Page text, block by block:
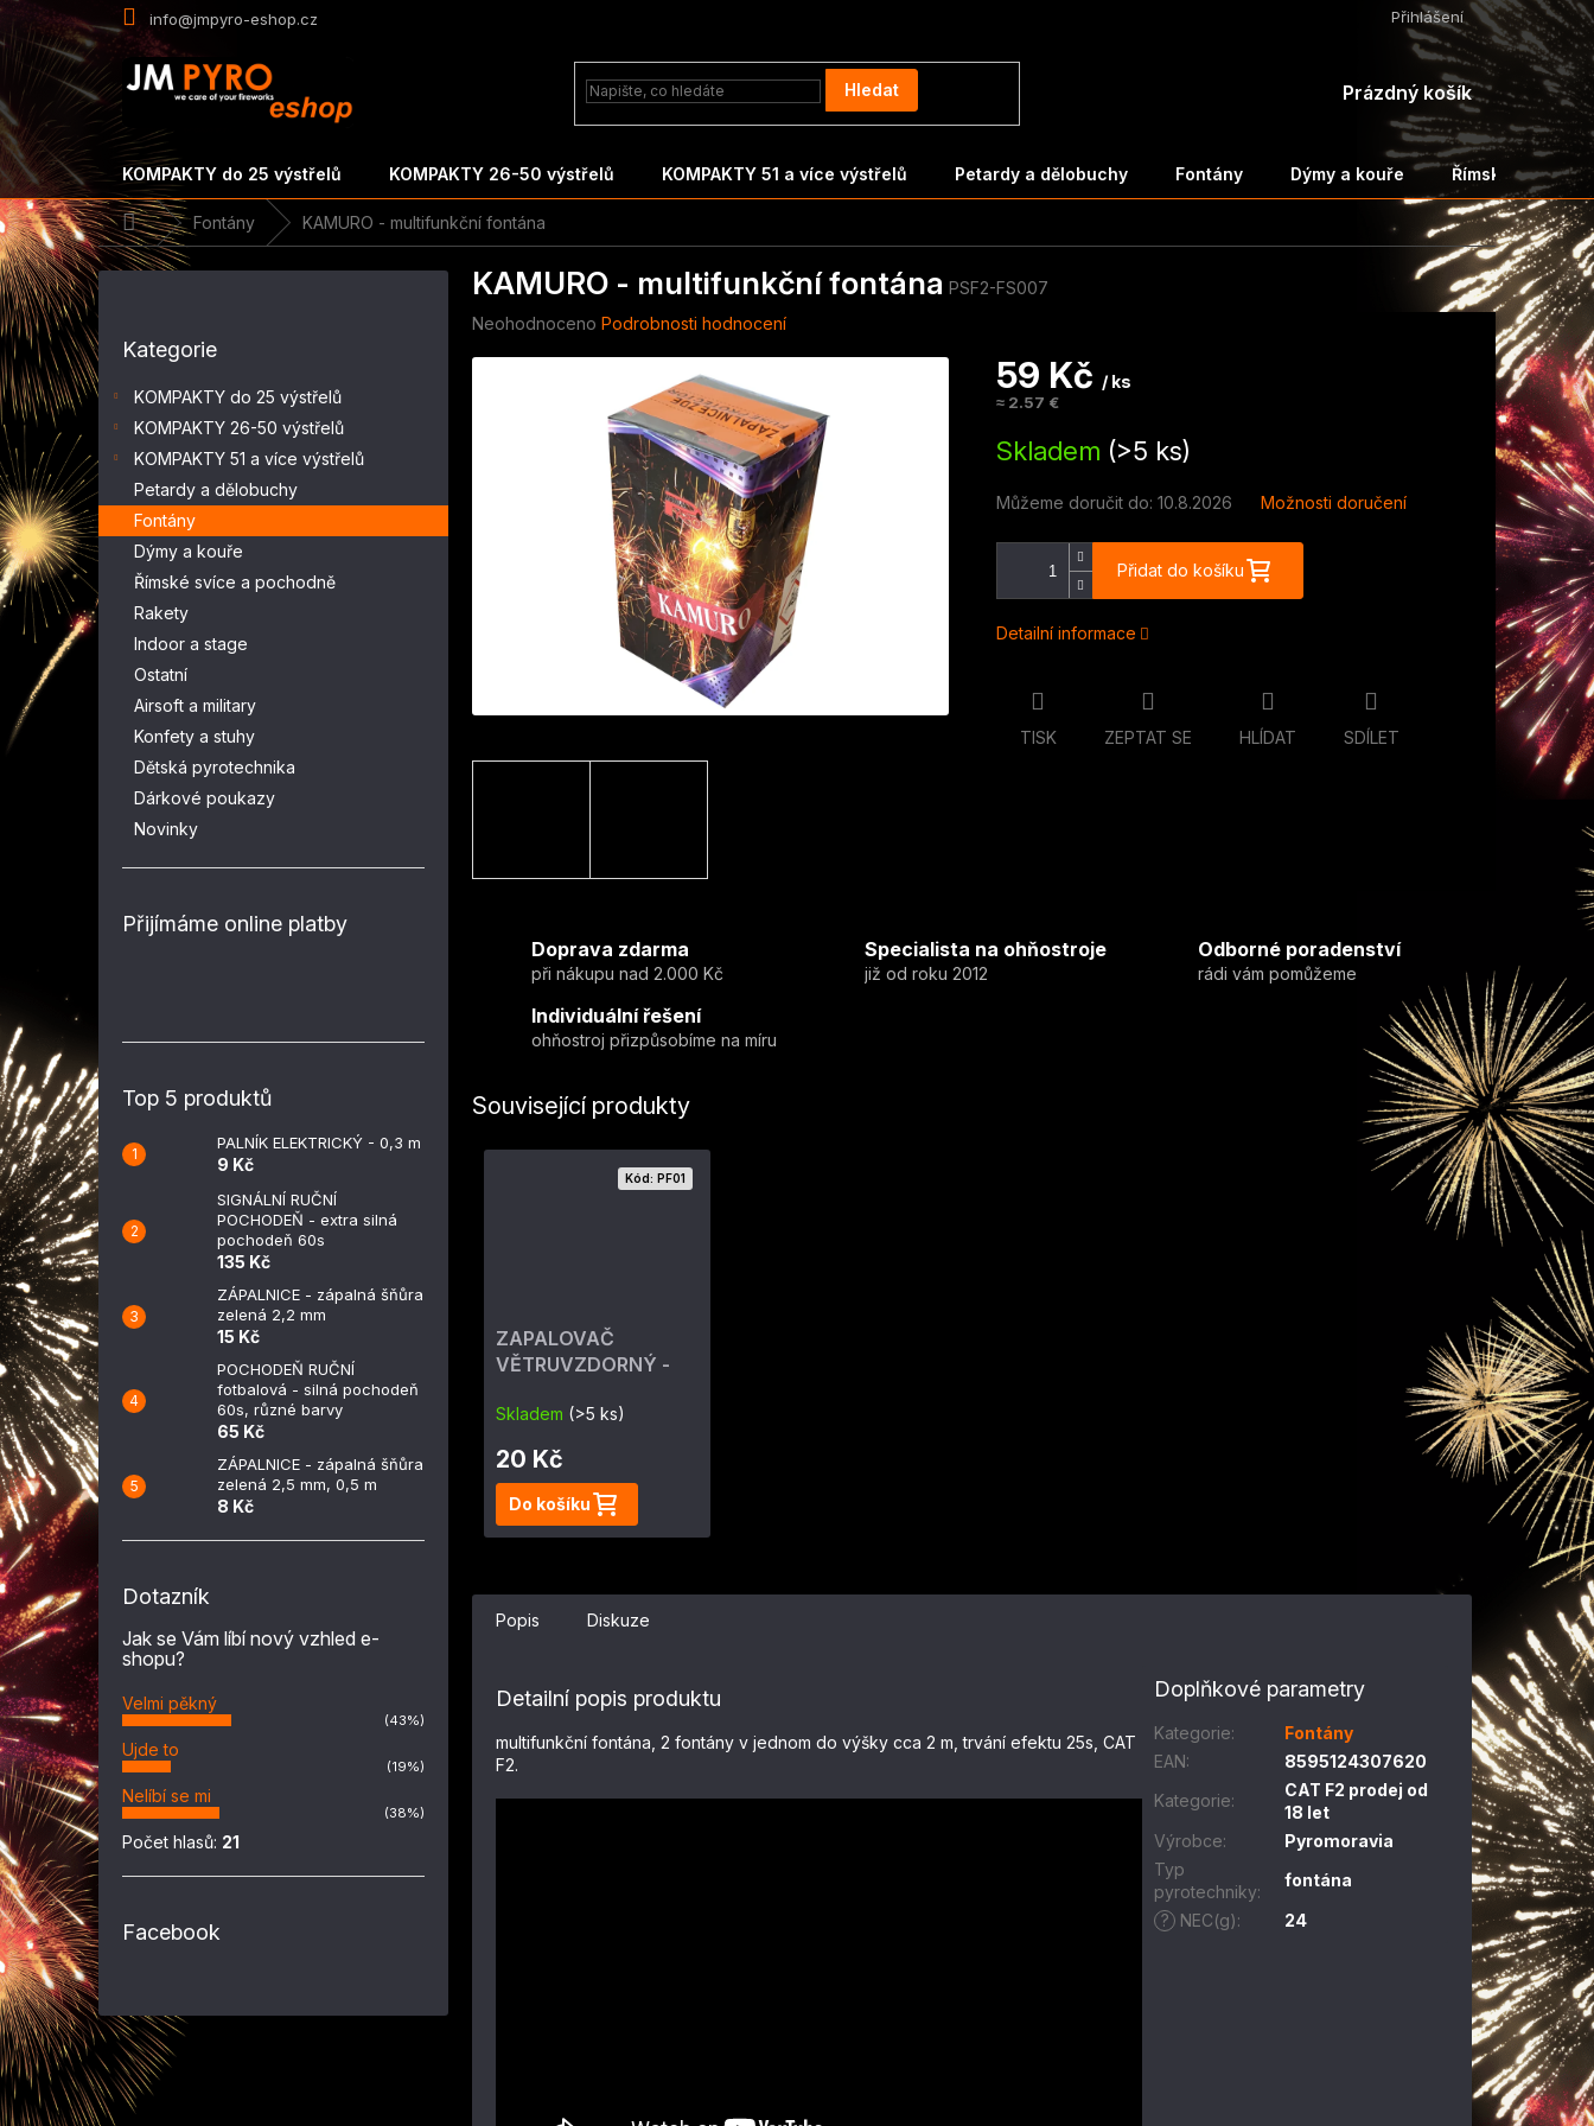
Přejít
obsah
info@jmpyro-eshop.cz Přihlášení
Hledat
NÁKUPNÍ
KOŠÍK
Prázdný košík
KOMPAKTY do 25 výstřelů KOMPAKTY 26-50 výstřelů KOMPAKTY 51 a více výstřelů Petardy a dělobuchy Fontány Dýmy a kouře Římské svíce a
DomůFontány KAMURO - multifunkční fontána
P
o
s
t
r
a
í
p
a
n
l
kategorie
Kategorie
KOMPAKTY do 25 výstřelů
KOMPAKTY 26-50 výstřelů
KOMPAKTY 51 a více výstřelů
Petardy a dělobuchy
Fontány
Dýmy a kouře
Římské svíce a pochodně
Rakety
Indoor a stage
Ostatní
Airsoft a military
Konfety a stuhy
Dětská pyrotechnika
Dárkové poukazy
Novinky
Přijímáme online platby
Top 5 produktů
PALNÍK ELEKTRICKÝ - 0,3 m
9 Kč
SIGNÁLNÍ RUČNÍ
POCHODEŇ - extra silná
pochodeň 60s
135 Kč
ZÁPALNICE - zápalná šňůra
zelená 2,2 mm
15 Kč
POCHODEŇ RUČNÍ
fotbalová - silná pochodeň
60s, různé barvy
65 Kč
ZÁPALNICE - zápalná šňůra
zelená 2,5 mm, 0,5 m
8 Kč
Dotazník
Jak se Vám líbí nový vzhled e-
shopu?
Velmi pěkný
(43%)
Ujde to
(19%)
Nelíbí se mi
(38%)
Počet hlasů: 21
Facebook
KAMURO - multifunkční fontána PSF2-FS007
Průměrné
Neohodnoceno Podrobnosti hodnocení
59 Kč / ks
≈ 2.57 €
cena:
Skladem (>5 ks)
Můžeme doručit do: 10.8.2026 Možnosti doručení
Přidat do košíku
Detailní informace
TISK ZEPTAT SE HLÍDAT SDÍLET
Doprava zdarma
při nákupu nad 2.000 Kč
Specialista na ohňostroje
již od roku 2012
Odborné poradenství
rádi vám pomůžeme
Individuální řešení
ohňostroj přizpůsobíme na míru
Související produkty
ZAPALOVAČ
VĚTRUVZDORNÝ -
Skladem (>5 ks)
20 Kč
Do košíku
Kód: PF01
Popis Diskuze
Detailní popis produktu
multifunkční fontána, 2 fontány v jednom do výšky cca 2 m, trvání efektu 25s, CAT
F2.
Doplňkové parametry
Kategorie:
Fontány
EAN:
8595124307620
Kategorie:
CAT F2 prodej od
18 let
Výrobce:
Pyromoravia
Typ
pyrotechniky:
fontána
?
NEC(g): 24